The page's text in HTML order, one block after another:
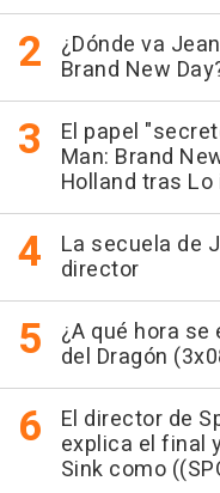
¿Dónde va
Brand New
El papel
Man: Brand
Holland tras
La secuela de
director
¿A qué hora
del Dragón
El director de
explica el final
Sink como